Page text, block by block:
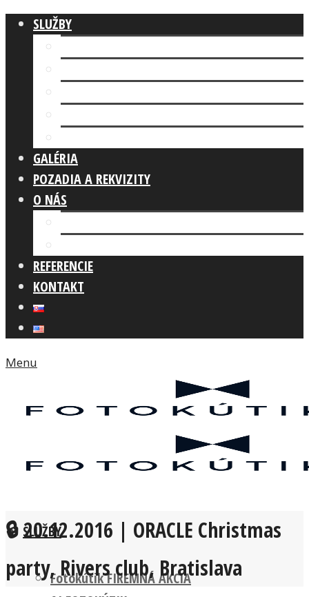
SLUŽBY
GALÉRIA
POZADIA A REKVIZITY
O NÁS
REFERENCIE
KONTAKT
Menu
SLUŽBY
Fotokútik FIREMNÁ AKCIA
🔒 20.12.2016 | ORACLE Christmas
party, Rivers club, Bratislava